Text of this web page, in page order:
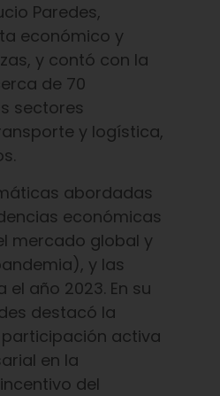
Paredes,
económico y
y contó con la
de 70
sectores
y logística,
abordadas
económicas
mercado global y
y las
año 2023. En su
destacó la
activa
en la
del